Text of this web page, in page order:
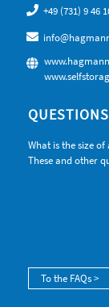
+49 (731) 9 46
What is the size
These and other
To the FAQs >